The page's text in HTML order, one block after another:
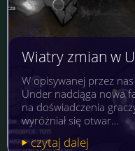
Wiatry zmian w
W opisywanej przez
Under nadciąga nowa
na doświadczenia
wyróżniał się otwar…
czytaj dalej